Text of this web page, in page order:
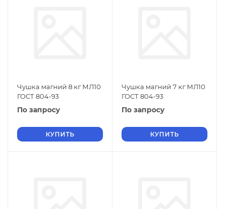
Чушка магний 8 кг МЛ10
ГОСТ 804-93
По запросу
КУПИТЬ
Чушка магний 7 кг МЛ10
ГОСТ 804-93
По запросу
КУПИТЬ